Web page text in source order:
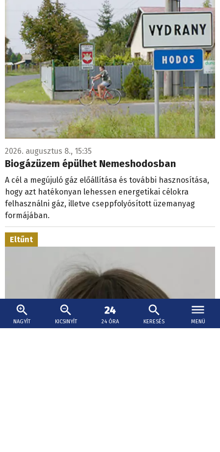
NAGYÍT KICSINYÍT 24 ÓRA KERESÉS MENÜ
2026. augusztus 8., 15:35
Biogázüzem épülhet Nemeshodosban
A cél a megújuló gáz előállítása és további hasznosítása,
hogy azt hatékonyan lehessen energetikai célokra
felhasználni gáz, illetve cseppfolyósított üzemanyag
formájában.
Eltűnt